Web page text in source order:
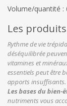
Volume/quantité :
Les
Rythme de vie
déséquilibrée
vitamines et
essentiels peut être
apports insuffisants.
Les bases du bien-
nutriments vous